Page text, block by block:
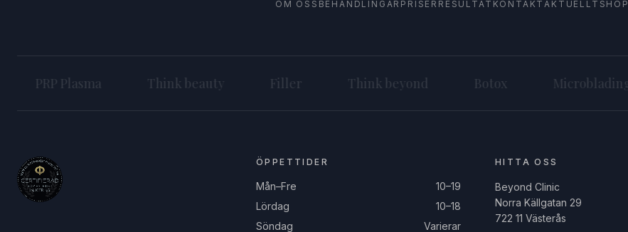
OM OSS BEHANDLINGAR PRISER RESULTAT KONTAKT AKTUELLT SHOP
PRP Plasma Think beauty Filler Think beyond Botox Microblading
ÖPPETTIDER
Mån–Fre
10–19
Lördag
10–18
Söndag
Varierar
HITTA OSS
Beyond Clinic
Norra Källgatan 29
722 11 Västerås